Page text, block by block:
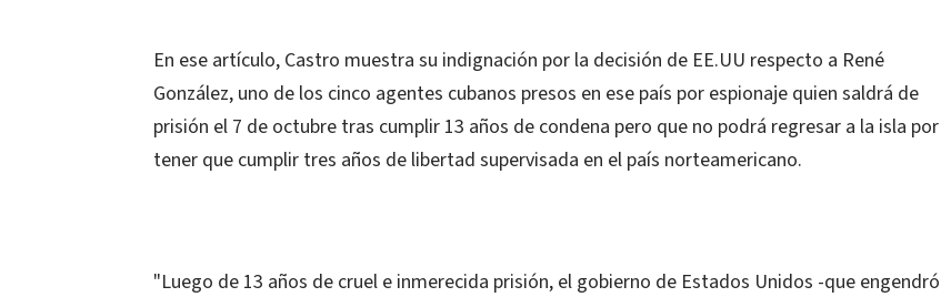
En ese artículo, Castro muestra su indignación por la decisión de EE.UU respecto a René
González, uno de los cinco agentes cubanos presos en ese país por espionaje quien saldrá de
prisión el 7 de octubre tras cumplir 13 años de condena pero que no podrá regresar a la isla por
tener que cumplir tres años de libertad supervisada en el país norteamericano.
"Luego de 13 años de cruel e inmerecida prisión, el gobierno de Estados Unidos -que engendró